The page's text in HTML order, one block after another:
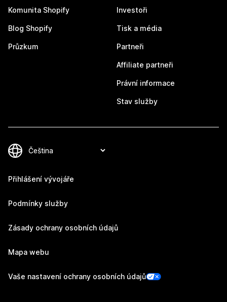
Komunita Shopify
Blog Shopify
Průzkum
Investoři
Tisk a média
Partneři
Affiliate partneři
Právní informace
Stav služby
Přihlášení vývojáře
Podmínky služby
Zásady ochrany osobních údajů
Mapa webu
Vaše nastavení ochrany osobních údajů